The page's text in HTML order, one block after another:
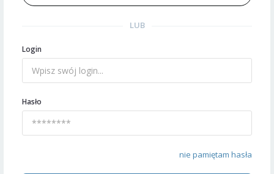
LUB
Login
Hasło
nie pamiętam hasła